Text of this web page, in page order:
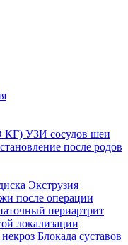
КГ) УЗИ сосудов шеи
после родов
Экструзия
после операции
периартрит
локализации
Блокада суставов